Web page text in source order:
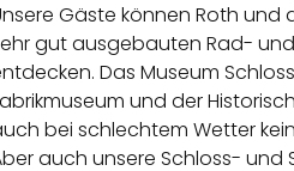
Gäste können Roth und
gut ausgebauten Rad-
Das Museum
und der
bei schlechtem Wetter
auch unsere Schloss- und